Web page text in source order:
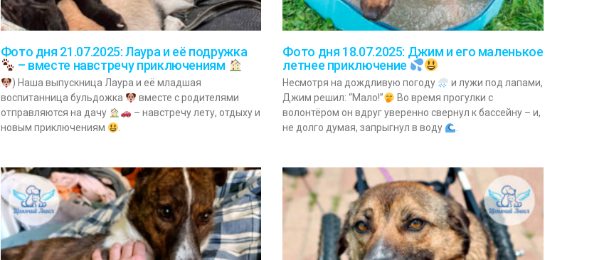
Фото дня 21.07.2025: Лаура и её подружка
– вместе навстречу приключениям
) Наша выпускница Лаура и её младшая
воспитанница бульдожка
вместе с родителями
отправляются на дачу
– навстречу лету, отдыху и
новым приключениям
.
Фото дня 18.07.2025: Джим и его маленькое
летнее приключение
Несмотря на дождливую погоду
и лужи под лапами,
Джим решил: “Мало!”
Во время прогулки с
волонтёром он вдруг уверенно свернул к бассейну – и,
не долго думая, запрыгнул в воду
.